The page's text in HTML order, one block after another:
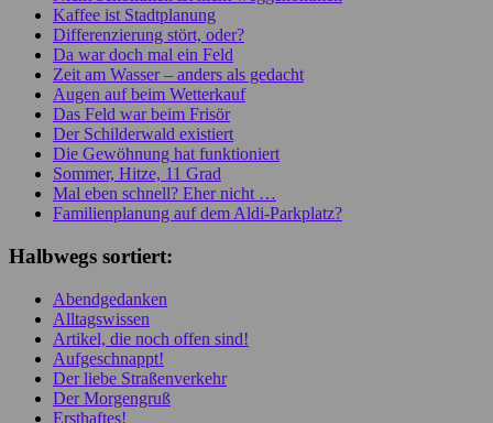
Kaffee ist Stadtplanung
Differenzierung stört, oder?
Da war doch mal ein Feld
Zeit am Wasser – anders als gedacht
Augen auf beim Wetterkauf
Das Feld war beim Frisör
Der Schilderwald existiert
Die Gewöhnung hat funktioniert
Sommer, Hitze, 11 Grad
Mal eben schnell? Eher nicht …
Familienplanung auf dem Aldi-Parkplatz?
Halbwegs sortiert:
Abendgedanken
Alltagswissen
Artikel, die noch offen sind!
Aufgeschnappt!
Der liebe Straßenverkehr
Der Morgengruß
Ersthaftes!